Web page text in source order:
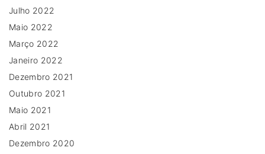
Julho 2022
Maio 2022
Março 2022
Janeiro 2022
Dezembro 2021
Outubro 2021
Maio 2021
Abril 2021
Dezembro 2020